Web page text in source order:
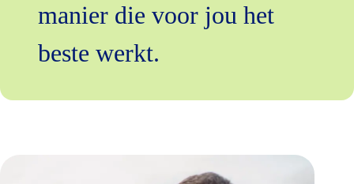
manier die voor jou het
beste werkt.